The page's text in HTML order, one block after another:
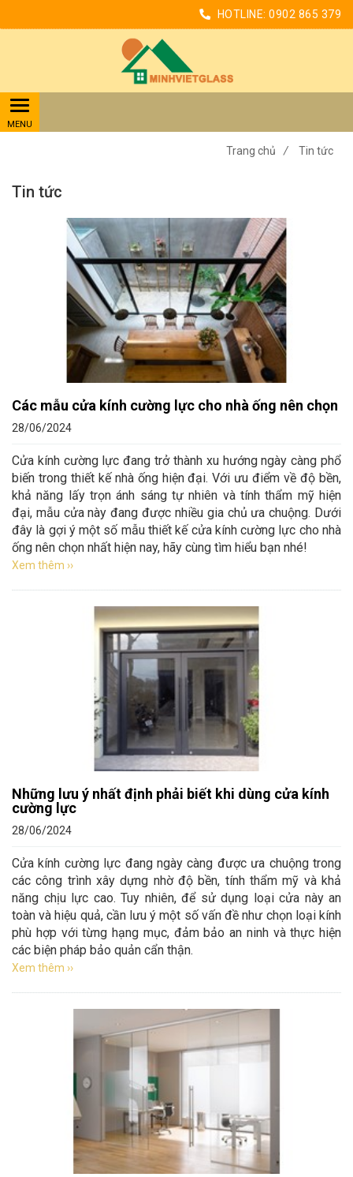
HOTLINE: 0902 865 379
Trang chủ / Tin tức
Tin tức
Các mẫu cửa kính cường lực cho nhà ống nên chọn
28/06/2024
Cửa kính cường lực đang trở thành xu hướng ngày càng phổ
biến trong thiết kế nhà ống hiện đại. Với ưu điểm về độ bền,
khả năng lấy trọn ánh sáng tự nhiên và tính thẩm mỹ hiện
đại, mẫu cửa này đang được nhiều gia chủ ưa chuộng. Dưới
đây là gợi ý một số mẫu thiết kế cửa kính cường lực cho nhà
ống nên chọn nhất hiện nay, hãy cùng tìm hiểu bạn nhé!
Xem thêm ››
Những lưu ý nhất định phải biết khi dùng cửa kính
cường lực
28/06/2024
Cửa kính cường lực đang ngày càng được ưa chuộng trong
các công trình xây dựng nhờ độ bền, tính thẩm mỹ và khả
năng chịu lực cao. Tuy nhiên, để sử dụng loại cửa này an
toàn và hiệu quả, cần lưu ý một số vấn đề như chọn loại kính
phù hợp với từng hạng mục, đảm bảo an ninh và thực hiện
các biện pháp bảo quản cẩn thận.
Xem thêm ››